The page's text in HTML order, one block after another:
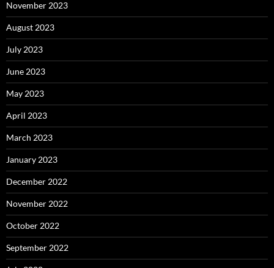
November 2023
August 2023
July 2023
June 2023
May 2023
April 2023
March 2023
January 2023
December 2022
November 2022
October 2022
September 2022